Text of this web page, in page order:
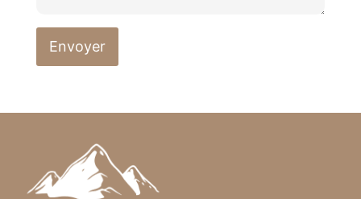
Envoyer